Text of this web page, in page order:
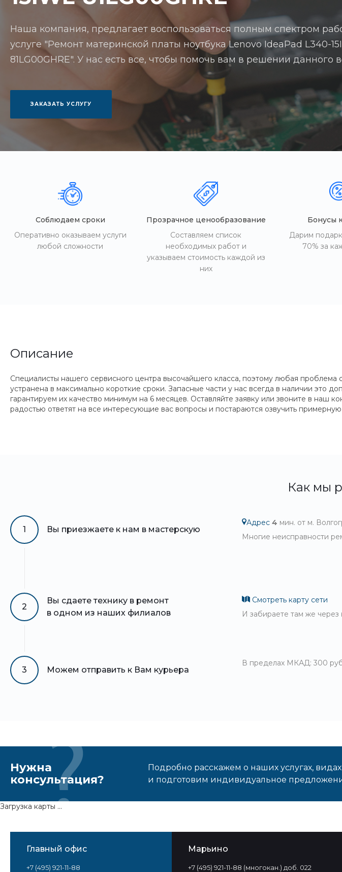
Наша компания, предлагает воспользоваться полным спектром
услуге "Ремонт материнской платы ноутбука Lenovo IdeaPad L340-
81LG00GHRE". У нас есть все, чтобы помочь вам в решении данного
ЗАКАЗАТЬ УСЛУГУ
Соблюдаем сроки
Оперативно оказываем услуги
любой сложности
Прозрачное ценообразование
Составляем список
необходимых работ и
указываем стоимость каждой из
них
Бонусы
Дарим
70% за
Описание
Специалисты нашего сервисного центра высочайшего класса, поэтому любая
устранена в максимально короткие сроки. Запасные части у нас всегда в наличии
гарантируем их качество минимум на 6 месяцев. Оставляйте заявку или звоните в
радостью ответят на все интересующие вас вопросы и постараются озвучить
Как мы
1 Вы приезжаете к нам в мастерскую
Адрес 4 мин. от м.
Многие неисправности
2
Вы сдаете технику в ремонт
в одном из наших филиалов
Смотреть карту сети
И забираете там же через
3 Можем отправить к Вам курьера
В пределах МКАД: 300
Нужна
консультация?
Подробно расскажем о наших услугах,
и подготовим индивидуальное
Главный офис
+7 (495) 921-11-88
Марьино
+7 (495) 921-11-88 (многокан.) доб. 022
Загрузка карты ...